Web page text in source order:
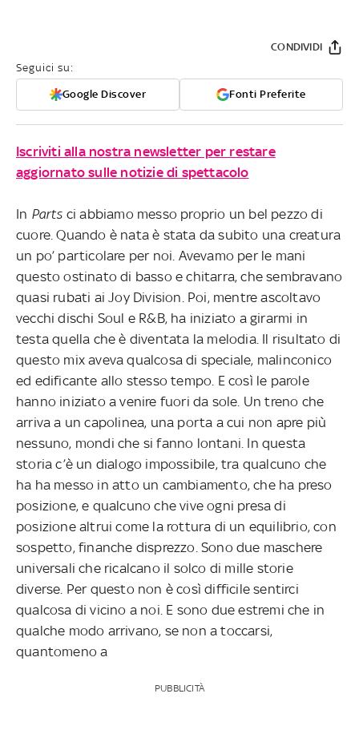
Seguici su:
Google Discover Fonti Preferite
CONDIVIDI
Iscriviti alla nostra newsletter per restare
aggiornato sulle notizie di spettacolo
In Parts ci abbiamo messo proprio un bel pezzo di
cuore. Quando è nata è stata da subito una creatura
un po’ particolare per noi. Avevamo per le mani
questo ostinato di basso e chitarra, che sembravano
quasi rubati ai Joy Division. Poi, mentre ascoltavo
vecchi dischi Soul e R&B, ha iniziato a girarmi in
testa quella che è diventata la melodia. Il risultato di
questo mix aveva qualcosa di speciale, malinconico
ed edificante allo stesso tempo. E così le parole
hanno iniziato a venire fuori da sole. Un treno che
arriva a un capolinea, una porta a cui non apre più
nessuno, mondi che si fanno lontani. In questa
storia c’è un dialogo impossibile, tra qualcuno che
ha ha messo in atto un cambiamento, che ha preso
posizione, e qualcuno che vive ogni presa di
posizione altrui come la rottura di un equilibrio, con
sospetto, finanche disprezzo. Sono due maschere
universali che ricalcano il solco di mille storie
diverse. Per questo non è così difficile sentirci
qualcosa di vicino a noi. E sono due estremi che in
qualche modo arrivano, se non a toccarsi,
quantomeno a
PUBBLICITÀ